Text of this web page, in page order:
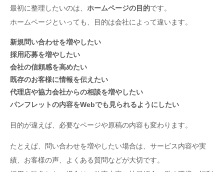
最初に整理したいのは、 ホームページの目的です。
ホームページといっても、目的は会社によって違います。
新規問い合わせを増やしたい
採用応募を増やしたい
会社の信頼感を高めたい
既存のお客様に情報を伝えたい
代理店や協力会社からの相談を増やしたい
パンフレットの内容をWebでも見られるようにしたい
目的が違えば、必要なページや原稿の内容も変わります。
たとえば、問い合わせを増やしたい場合は、サービス内容や実
績、お客様の声、よくある質問などが大切です。